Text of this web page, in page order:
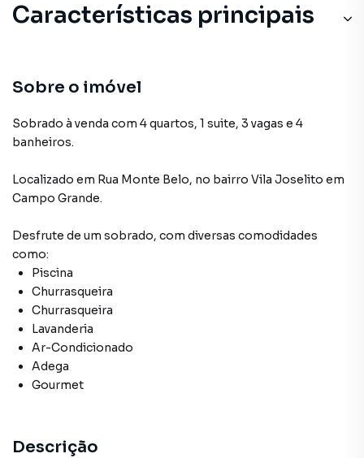
Características principais
Sobre o imóvel
Sobrado à venda com 4 quartos, 1 suite, 3 vagas e 4
banheiros.
Localizado em Rua Monte Belo, no bairro Vila Joselito em
Campo Grande.
Desfrute de um sobrado, com diversas comodidades
como:
Piscina
Churrasqueira
Churrasqueira
Lavanderia
Ar-Condicionado
Adega
Gourmet
Descrição